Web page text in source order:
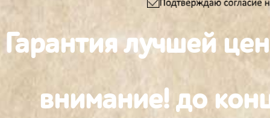
Гарантия лучшей
внимание! до